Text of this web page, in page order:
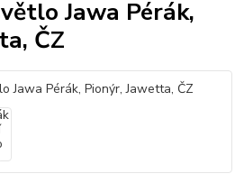
Jawa Pérák,
ČZ